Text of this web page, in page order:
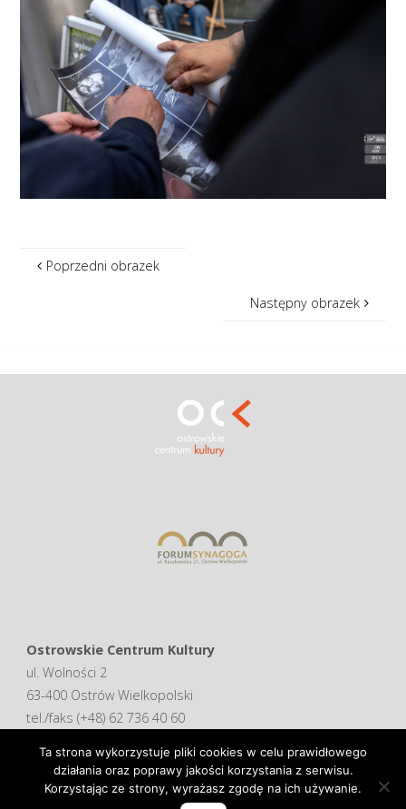
Poprzedni obrazek
Następny obrazek
Ostrowskie Centrum Kultury
ul. Wolności 2
63-400 Ostrów Wielkopolski
tel./faks (+48) 62 736 40 60
Deklaracja dostępności
Ta strona wykorzystuje pliki cookies w celu prawidłowego
działania oraz poprawy jakości korzystania z serwisu.
Korzystając ze strony, wyrażasz zgodę na ich używanie.